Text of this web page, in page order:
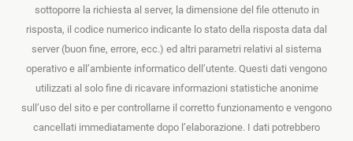
sottoporre la richiesta al server, la dimensione del file ottenuto in
risposta, il codice numerico indicante lo stato della risposta data dal
server (buon fine, errore, ecc.) ed altri parametri relativi al sistema
operativo e all’ambiente informatico dell’utente. Questi dati vengono
utilizzati al solo fine di ricavare informazioni statistiche anonime
sull’uso del sito e per controllarne il corretto funzionamento e vengono
cancellati immediatamente dopo l’elaborazione. I dati potrebbero